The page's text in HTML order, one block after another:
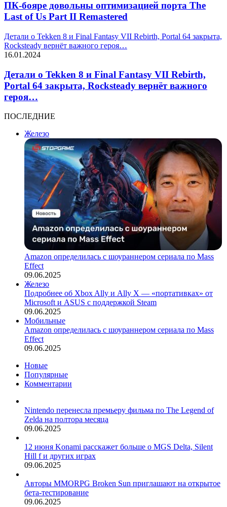
ПК-бояре довольны оптимизацией порта The
Last of Us Part II Remastered
Детали о Tekken 8 и Final Fantasy VII Rebirth, Portal 64 закрыта,
Rocksteady вернёт важного героя…
16.01.2024
Детали о Tekken 8 и Final Fantasy VII Rebirth,
Portal 64 закрыта, Rocksteady вернёт важного
героя…
ПОСЛЕДНИЕ
Железо
Amazon определилась с шоураннером сериала по Mass
Effect
09.06.2025
Железо
Подробнее об Xbox Ally и Ally X — «портативках» от
Microsoft и ASUS с поддержкой Steam
09.06.2025
Мобильные
Amazon определилась с шоураннером сериала по Mass
Effect
09.06.2025
Новые
Популярные
Комментарии
Nintendo перенесла премьеру фильма по The Legend of
Zelda на полтора месяца
09.06.2025
12 июня Konami расскажет больше о MGS Delta, Silent
Hill f и других играх
09.06.2025
Авторы MMORPG Broken Sun приглашают на открытое
бета-тестирование
09.06.2025